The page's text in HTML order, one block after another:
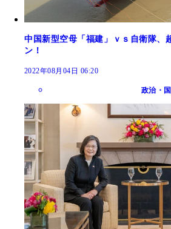
中国新型空母「福建」ｖｓ自衛隊、
ン！
2022年08月04日 06:20
政治・